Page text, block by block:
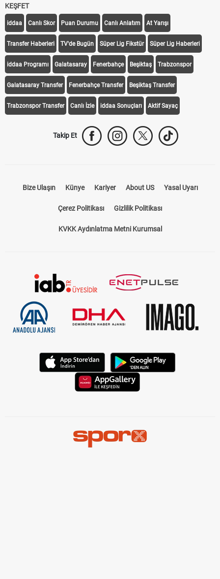
KEŞFET
iddaa Canlı Skor Puan Durumu Canlı Anlatım At Yarışı
Transfer Haberleri TV'de Bugün Süper Lig Fikstür Süper Lig Haberleri
iddaa Programı Galatasaray Fenerbahçe Beşiktaş Trabzonspor
Galatasaray Transfer Fenerbahçe Transfer Beşiktaş Transfer
Trabzonspor Transfer Canlı İzle iddaa Sonuçları Aktif Sayaç
Takip Et
Bize Ulaşın Künye Kariyer About US Yasal Uyarı
Çerez Politikası Gizlilik Politikası
KVKK Aydınlatma Metni Kurumsal